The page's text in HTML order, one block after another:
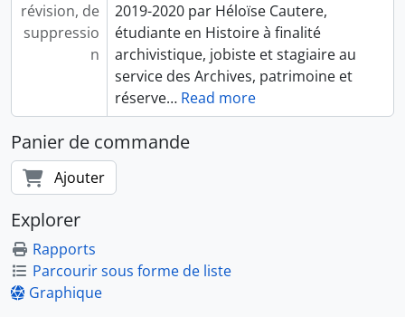
révision, de
suppressio
n
2019-2020 par Héloïse Cautere,
étudiante en Histoire à finalité
archivistique, jobiste et stagiaire au
service des Archives, patrimoine et
réserve… Read more
Panier de commande
Ajouter
Explorer
Rapports
Parcourir sous forme de liste
Graphique